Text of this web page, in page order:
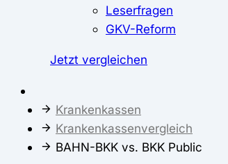
Leserfragen
GKV-Reform
Jetzt vergleichen
Krankenkassen
Krankenkassenvergleich
BAHN-BKK vs. BKK Public